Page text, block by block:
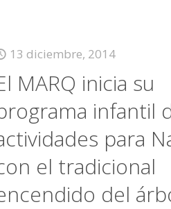
13 diciembre, 2014
MARQ inicia su
infantil
para
el tradicional
del